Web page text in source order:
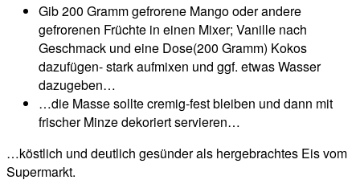
Gib 200 Gramm gefrorene Mango oder andere
gefrorenen Früchte in einen Mixer; Vanille nach
Geschmack und eine Dose(200 Gramm) Kokos
dazufügen- stark aufmixen und ggf. etwas Wasser
dazugeben…
…die Masse sollte cremig-fest bleiben und dann mit
frischer Minze dekoriert servieren…
…köstlich und deutlich gesünder als hergebrachtes Eis vom
Supermarkt.